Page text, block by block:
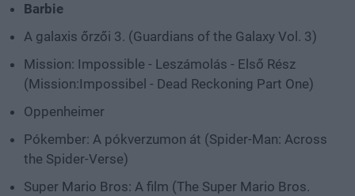
Barbie
A galaxis őrzői 3. (Guardians of the Galaxy Vol. 3)
Mission: Impossible - Leszámolás - Első Rész
(Mission:Impossibel - Dead Reckoning Part One)
Oppenheimer
Pókember: A pókverzumon át (Spider-Man: Across
the Spider-Verse)
Super Mario Bros: A film (The Super Mario Bros.